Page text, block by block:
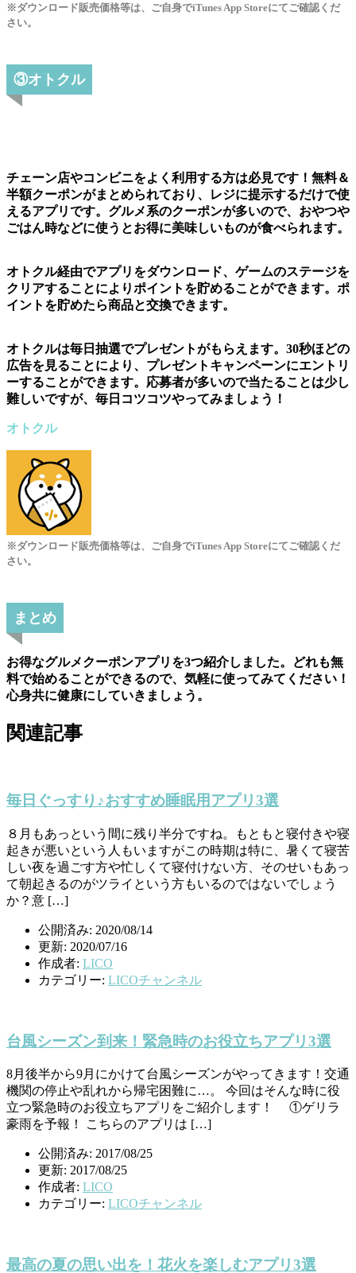
※ダウンロード販売価格等は、ご自身でiTunes App Storeにてご確認くだ
さい。
③オトクル
チェーン店やコンビニをよく利用する方は必見です！無料＆
半額クーポンがまとめられており、レジに提示するだけで使
えるアプリです。グルメ系のクーポンが多いので、おやつや
ごはん時などに使うとお得に美味しいものが食べられます。
オトクル経由でアプリをダウンロード、ゲームのステージを
クリアすることによりポイントを貯めることができます。ポ
イントを貯めたら商品と交換できます。
オトクルは毎日抽選でプレゼントがもらえます。30秒ほどの
広告を見ることにより、プレゼントキャンペーンにエントリ
ーすることができます。応募者が多いので当たることは少し
難しいですが、毎日コツコツやってみましょう！
オトクル
※ダウンロード販売価格等は、ご自身でiTunes App Storeにてご確認くだ
さい。
まとめ
お得なグルメクーポンアプリを3つ紹介しました。どれも無
料で始めることができるので、気軽に使ってみてください！
心身共に健康にしていきましょう。
関連記事
毎日ぐっすり♪おすすめ睡眠用アプリ3選
８月もあっという間に残り半分ですね。もともと寝付きや寝
起きが悪いという人もいますがこの時期は特に、暑くて寝苦
しい夜を過ごす方や忙しくて寝付けない方、そのせいもあっ
て朝起きるのがツライという方もいるのではないでしょう
か？意 […]
公開済み: 2020/08/14
更新: 2020/07/16
作成者: LICO
カテゴリー: LICOチャンネル
台風シーズン到来！緊急時のお役立ちアプリ3選
8月後半から9月にかけて台風シーズンがやってきます！交通
機関の停止や乱れから帰宅困難に…。 今回はそんな時に役
立つ緊急時のお役立ちアプリをご紹介します！ ①ゲリラ
豪雨を予報！ こちらのアプリは […]
公開済み: 2017/08/25
更新: 2017/08/25
作成者: LICO
カテゴリー: LICOチャンネル
最高の夏の思い出を！花火を楽しむアプリ3選